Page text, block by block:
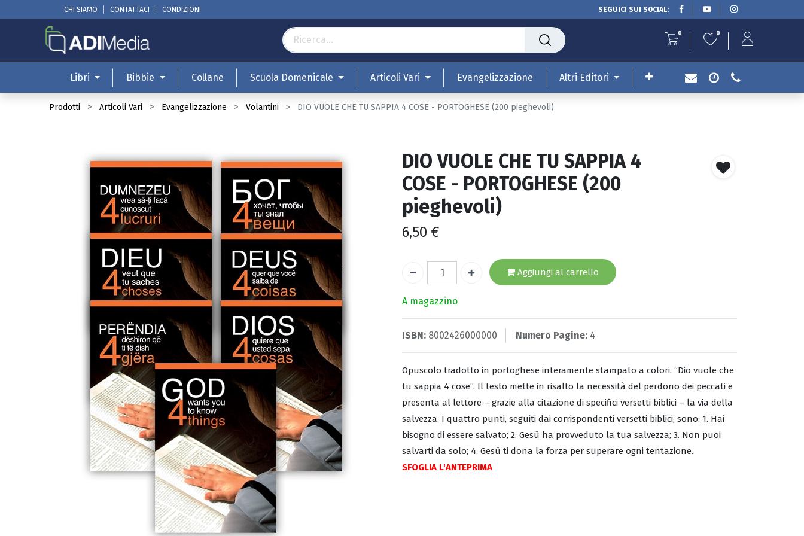
CHI SIAMO CONTATTACI CONDIZIONI SEGUICI SUI SOCIAL:
0 0
Libri Bibbie Collane Scuola Domenicale Articoli Vari Evangelizzazione Altri Editori
Prodotti Articoli Vari Evangelizzazione Volantini DIO VUOLE CHE TU SAPPIA 4 COSE - PORTOGHESE (200 pieghevoli)
DIO VUOLE CHE TU SAPPIA 4
COSE - PORTOGHESE (200
pieghevoli)
6,50 €
Aggiungi al carrello
A magazzino
ISBN: 8002426000000 Numero Pagine: 4
Opuscolo tradotto in portoghese interamente stampato a colori. “Dio vuole che
tu sappia 4 cose”. Il testo mette in risalto la necessità del perdono dei peccati e
presenta al lettore – grazie alla citazione di specifici versetti biblici – la via della
salvezza. I quattro punti, seguiti dai corrispondenti versetti biblici, sono: 1. Hai
bisogno di essere salvato; 2: Gesù ha provveduto la tua salvezza; 3. Non puoi
salvarti da solo; 4. Gesù ti dona la forza per superare ogni tentazione.
SFOGLIA L'ANTEPRIMA